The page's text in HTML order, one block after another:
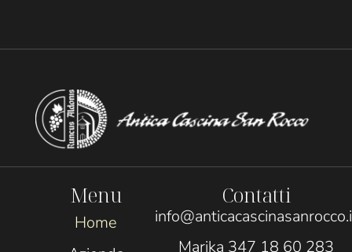
Contatti
Marika 347 18 60 283
Menu
Home